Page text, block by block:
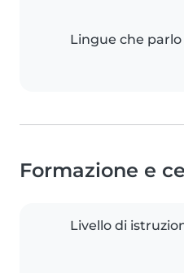
Lingue che parlo
Formazione e
Livello di